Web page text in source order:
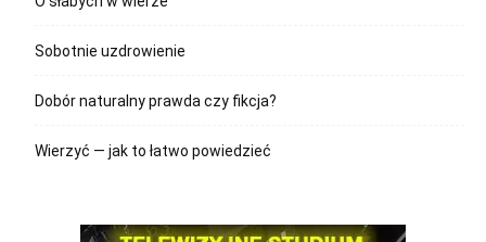
Sobotnie uzdrowienie
Dobór naturalny prawda czy fikcja?
Wierzyć — jak to łatwo powiedzieć